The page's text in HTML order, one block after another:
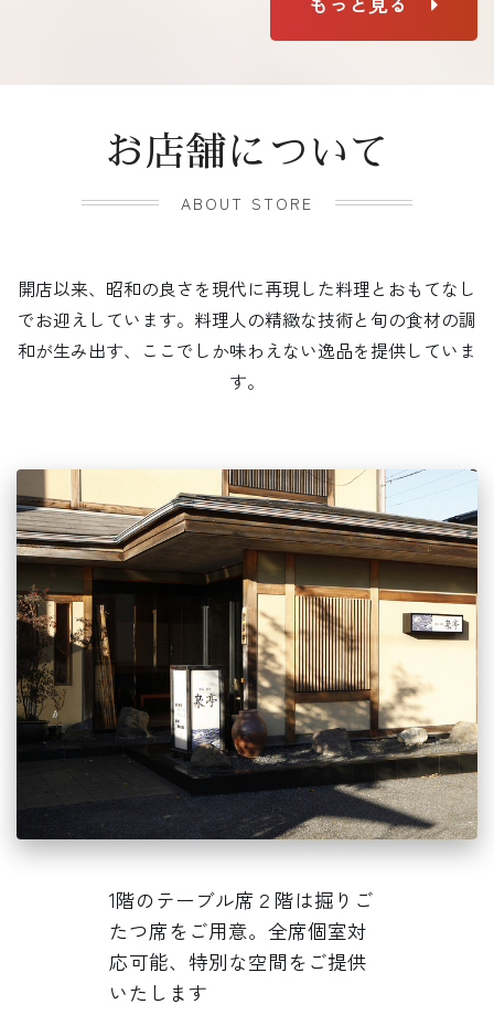
お店舗について
ABOUT STORE
開店以来、昭和の良さを現代に再現した料理とおもてなし
でお迎えしています。料理人の精緻な技術と旬の食材の調
和が生み出す、ここでしか味わえない逸品を提供していま
す。
1階のテーブル席２階は掘りご
たつ席をご用意。全席個室対
応可能、特別な空間をご提供
いたします